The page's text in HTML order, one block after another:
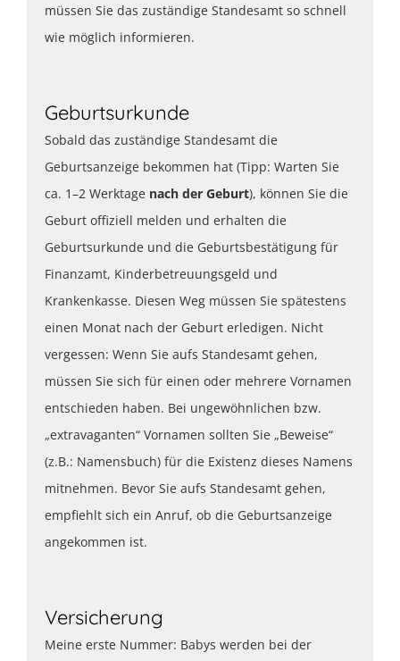
müssen Sie das zuständige Standesamt so schnell
wie möglich informieren.
Geburtsurkunde
Sobald das zuständige Standesamt die
Geburtsanzeige bekommen hat (Tipp: Warten Sie
ca. 1–2 Werktage nach der Geburt), können Sie die
Geburt offiziell melden und erhalten die
Geburtsurkunde und die Geburtsbestätigung für
Finanzamt, Kinderbetreuungsgeld und
Krankenkasse. Diesen Weg müssen Sie spätestens
einen Monat nach der Geburt erledigen. Nicht
vergessen: Wenn Sie aufs Standesamt gehen,
müssen Sie sich für einen oder mehrere Vornamen
entschieden haben. Bei ungewöhnlichen bzw.
„extravaganten“ Vornamen sollten Sie „Beweise“
(z.B.: Namensbuch) für die Existenz dieses Namens
mitnehmen. Bevor Sie aufs Standesamt gehen,
empfiehlt sich ein Anruf, ob die Geburtsanzeige
angekommen ist.
Versicherung
Meine erste Nummer: Babys werden bei der